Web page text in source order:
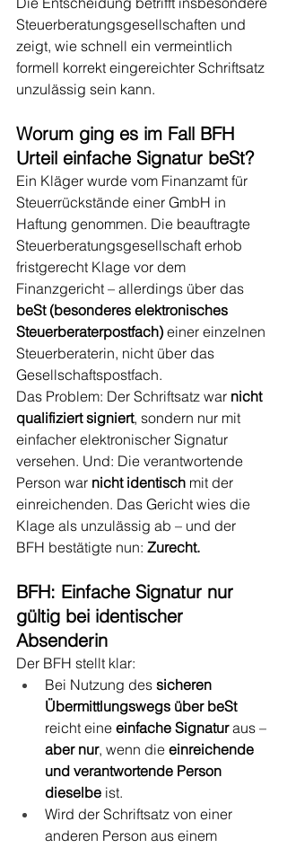
Steuerberatungsgesellschaften und
zeigt, wie schnell ein vermeintlich
formell korrekt eingereichter Schriftsatz
unzulässig sein kann.
Worum ging es im Fall BFH
Urteil einfache Signatur beSt?
Ein Kläger wurde vom Finanzamt für
Steuerrückstände einer GmbH in
Haftung genommen. Die beauftragte
Steuerberatungsgesellschaft erhob
fristgerecht Klage vor dem
Finanzgericht – allerdings über das
beSt (besonderes elektronisches
Steuerberaterpostfach) einer einzelnen
Steuerberaterin, nicht über das
Gesellschaftspostfach.
Das Problem: Der Schriftsatz war nicht
qualifiziert signiert, sondern nur mit
einfacher elektronischer Signatur
versehen. Und: Die verantwortende
Person war nicht identisch mit der
einreichenden. Das Gericht wies die
Klage als unzulässig ab – und der
BFH bestätigte nun: Zurecht.
BFH: Einfache Signatur nur
gültig bei identischer
Absenderin
Der BFH stellt klar:
Bei Nutzung des sicheren
Übermittlungswegs über beSt
reicht eine einfache Signatur aus –
aber nur, wenn die einreichende
und verantwortende Person
dieselbe ist.
Wird der Schriftsatz von einer
anderen Person aus einem